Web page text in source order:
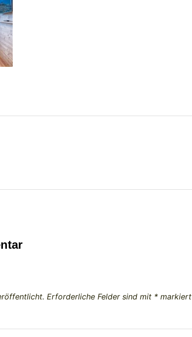
Erforderliche Felder sind mit * markiert